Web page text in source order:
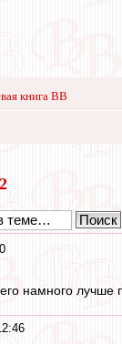
книга ВВ
намного